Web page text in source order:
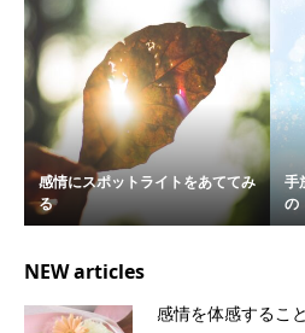
感情にスポットライトをあててみ
る
手
の
NEW articles
感情を体感するこ